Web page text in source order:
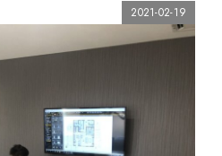
2021-02-19